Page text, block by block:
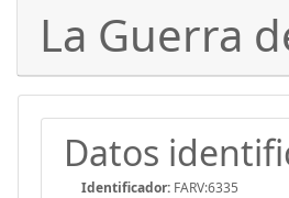
La Guerra
Datos
Identificador: FARV:6335